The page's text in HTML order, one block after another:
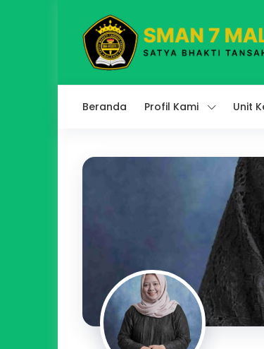
Beranda Profil Kami Unit